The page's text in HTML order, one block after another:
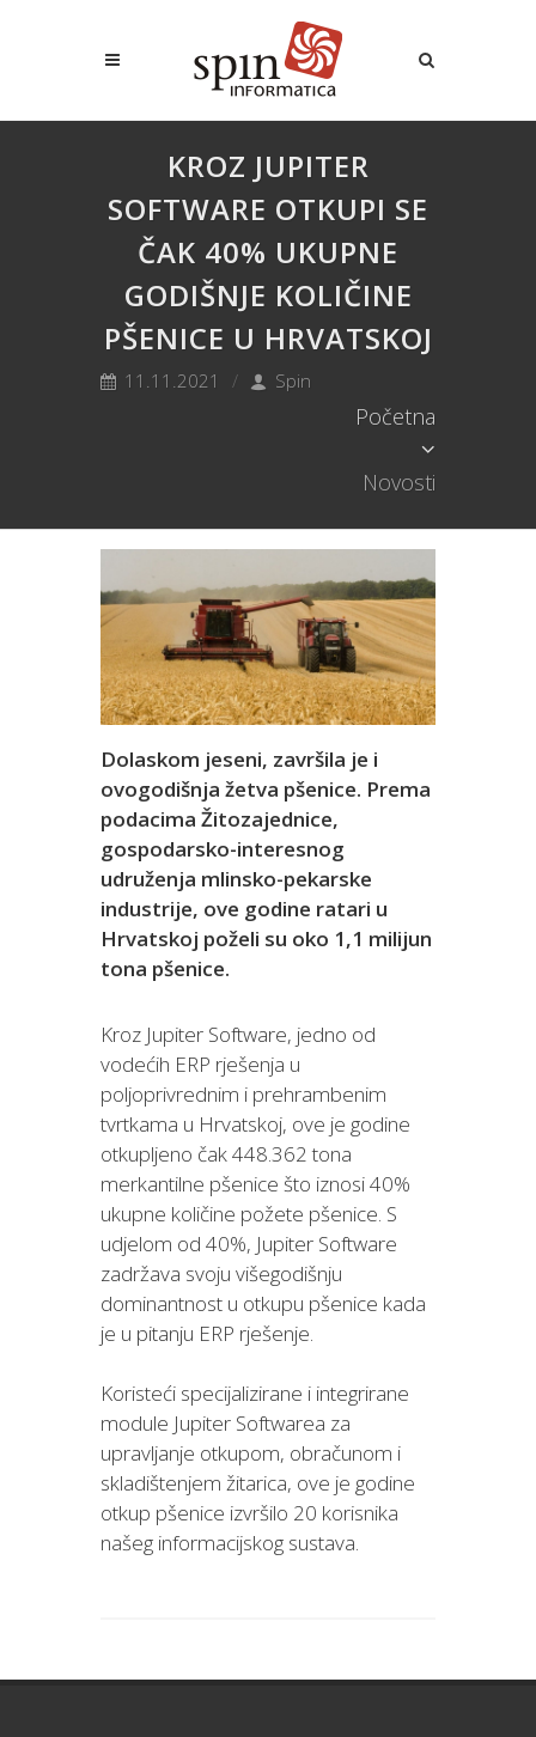
KROZ JUPITER
SOFTWARE OTKUPI SE
ČAK 40% UKUPNE
GODIŠNJE KOLIČINE
PŠENICE U HRVATSKOJ
11.11.2021 Spin
Početna
Novosti
Dolaskom jeseni, završila je i
ovogodišnja žetva pšenice. Prema
podacima Žitozajednice,
gospodarsko-interesnog
udruženja mlinsko-pekarske
industrije, ove godine ratari u
Hrvatskoj poželi su oko 1,1 milijun
tona pšenice.
Kroz Jupiter Software, jedno od
vodećih ERP rješenja u
poljoprivrednim i prehrambenim
tvrtkama u Hrvatskoj, ove je godine
otkupljeno čak 448.362 tona
merkantilne pšenice što iznosi 40%
ukupne količine požete pšenice. S
udjelom od 40%, Jupiter Software
zadržava svoju višegodišnju
dominantnost u otkupu pšenice kada
je u pitanju ERP rješenje.
Koristeći specijalizirane i integrirane
module Jupiter Softwarea za
upravljanje otkupom, obračunom i
skladištenjem žitarica, ove je godine
otkup pšenice izvršilo 20 korisnika
našeg informacijskog sustava.